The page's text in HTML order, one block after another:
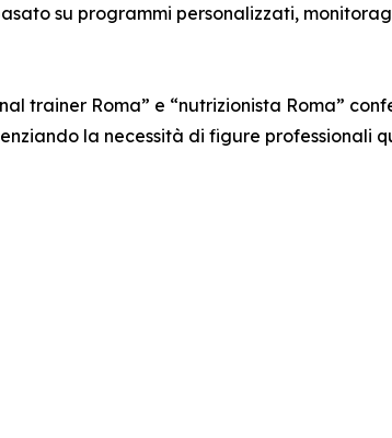
su programmi personalizzati,
trainer Roma” e “nutrizionista Roma”
la necessità di figure